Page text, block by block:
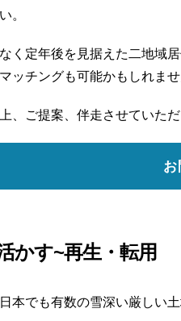
。
く定年後を見据えた二地域
ッチングも可能かもしれませ
、ご提案、伴走させていただ
お
かす~再生・転用
本でも有数の雪深い厳しい